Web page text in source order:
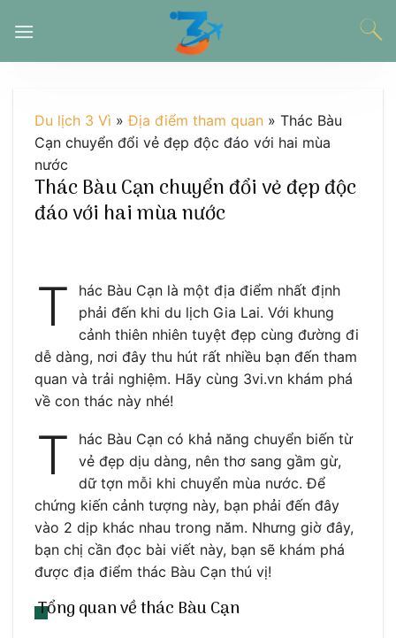
đến
Du lịch 3 Vì »Địa điểm tham quan » Thác Bàu
Cạn chuyển đổi vẻ đẹp độc đáo với hai mùa
nước
Thác Bàu Cạn chuyển đổi vẻ đẹp độc
đáo với hai mùa nước
T
hác Bàu Cạn là một địa điểm nhất định
phải đến khi du lịch Gia Lai. Với khung
cảnh thiên nhiên tuyệt đẹp cùng đường đi
dễ dàng, nơi đây thu hút rất nhiều bạn đến tham
quan và trải nghiệm. Hãy cùng 3vi.vn khám phá
về con thác này nhé!
T
hác Bàu Cạn có khả năng chuyển biến từ
vẻ đẹp dịu dàng, nên thơ sang gầm gừ,
dữ tợn mỗi khi chuyển mùa nước. Để
chứng kiến cảnh tượng này, bạn phải đến đây
vào 2 dịp khác nhau trong năm. Nhưng giờ đây,
bạn chị cần đọc bài viết này, bạn sẽ khám phá
được địa điểm thác Bàu Cạn thú vị!
Tổng quan về thác Bàu Cạn